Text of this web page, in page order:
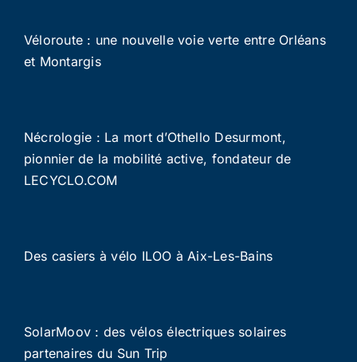
Véloroute : une nouvelle voie verte entre Orléans
et Montargis
Nécrologie : La mort d’Othello Desurmont,
pionnier de la mobilité active, fondateur de
LECYCLO.COM
Des casiers à vélo ILOO à Aix-Les-Bains
SolarMoov : des vélos électriques solaires
partenaires du Sun Trip